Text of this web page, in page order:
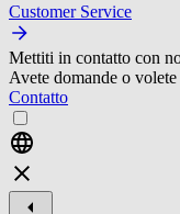
Customer Service
Mettiti in contatto con
Avete domande o
Contatto